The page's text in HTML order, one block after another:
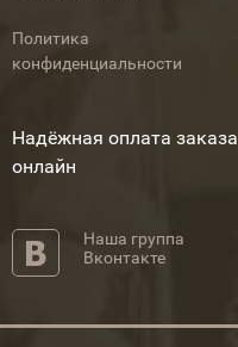
Политика
конфиденциальности
Надёжная оплата заказа
онлайн
Наша группа
Вконтакте